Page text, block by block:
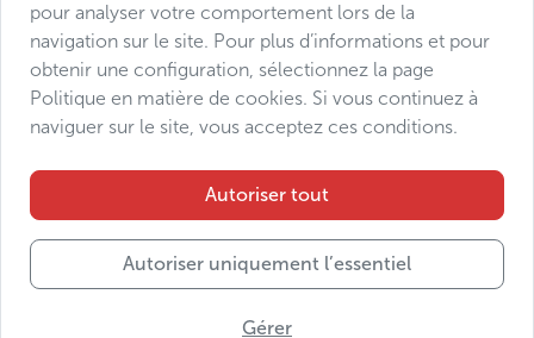
Conditions de vente
Protection des données
Déclaration d’accessibilité
Manage consent
pour analyser votre comportement lors de la
navigation sur le site. Pour plus d’informations et pour
obtenir une configuration, sélectionnez la page
Politique en matière de cookies. Si vous continuez à
naviguer sur le site, vous acceptez ces conditions.
Autoriser tout
Autoriser uniquement l’essentiel
Gérer